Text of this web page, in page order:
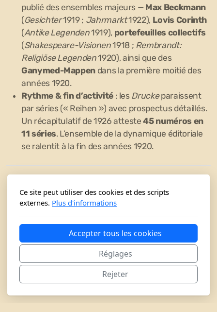
publié des ensembles majeurs — Max Beckmann
(Gesichter1919 ; Jahrmarkt1922), Lovis Corinth
(Antike Legenden1919), portefeuilles collectifs
(Shakespeare-Visionen1918 ; Rembrandt:
Religiöse Legenden1920), ainsi que des
Ganymed-Mappen dans la première moitié des
années 1920.
Rythme & fin d’activité: les Druckeparaissent
par séries (« Reihen ») avec prospectus détaillés.
Un récapitulatif de 1926 atteste45 numéros en
11 séries. L’ensemble de la dynamique éditoriale
se ralentit à la fin des années 1920.
Brian Foster - Marées Gesellschaft
Switzerland
Ce site peut utiliser des cookies et des scripts
externes. Plus d'informations
Accepter tous les cookies
Réglages
Rejeter